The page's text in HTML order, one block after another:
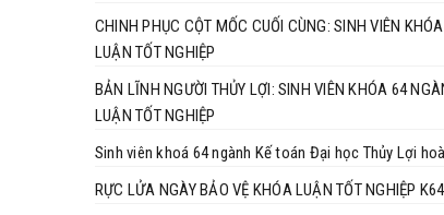
CHINH PHỤC CỘT MỐC CUỐI CÙNG: SINH VIÊN
LUẬN TỐT NGHIỆP
BẢN LĨNH NGƯỜI THỦY LỢI: SINH VIÊN KHÓA 64
LUẬN TỐT NGHIỆP
Sinh viên khoá 64 ngành Kế toán Đại học Thủy Lợi
RỰC LỬA NGÀY BẢO VỆ KHÓA LUẬN TỐT NGHIỆP